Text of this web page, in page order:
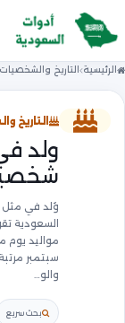
الرئيسية التاريخ والشخصيات
التاريخ
ولد
شخصيات
وُلد في مثل
السعودية
سبتمبر
والو…
بحث سريع